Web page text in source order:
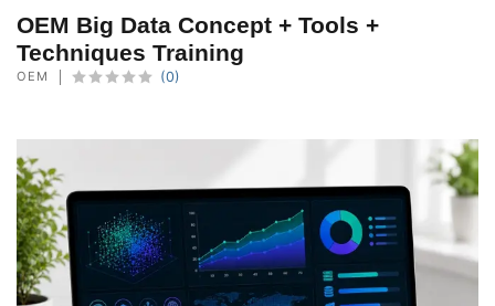
OEM Big Data Concept + Tools +
Techniques Training
OEM (0)